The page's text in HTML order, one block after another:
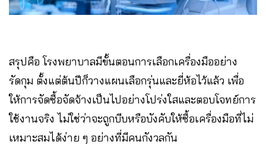
สรุปคือ โรงพยาบาลมีขั้นตอนการเลือกเครื่องมืออย่าง
รัดกุม ตั้งแต่ต้นปีก็วางแผนเลือกรุ่นและยี่ห้อไว้แล้ว เพื่อ
ให้การจัดซื้อจัดจ้างเป็นไปอย่างโปร่งใสและตอบโจทย์การ
ใช้งานจริง ไม่ใช่ว่าจะถูกบีบหรือบังคับให้ซื้อเครื่องมือที่ไม่
เหมาะสมได้ง่าย ๆ อย่างที่มีคนกังวลกัน